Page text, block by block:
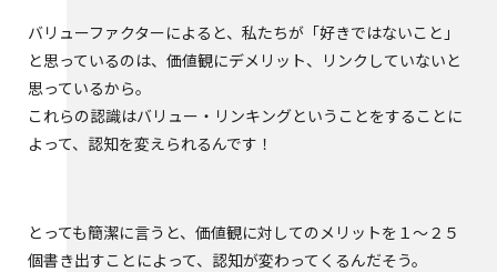
バリューファクターによると、私たちが「好きではないこと」
と思っているのは、価値観にデメリット、リンクしていないと
思っているから。
これらの認識はバリュー・リンキングということをすることに
よって、認知を変えられるんです！
とっても簡潔に言うと、価値観に対してのメリットを１〜２５
個書き出すことによって、認知が変わってくるんだそう。